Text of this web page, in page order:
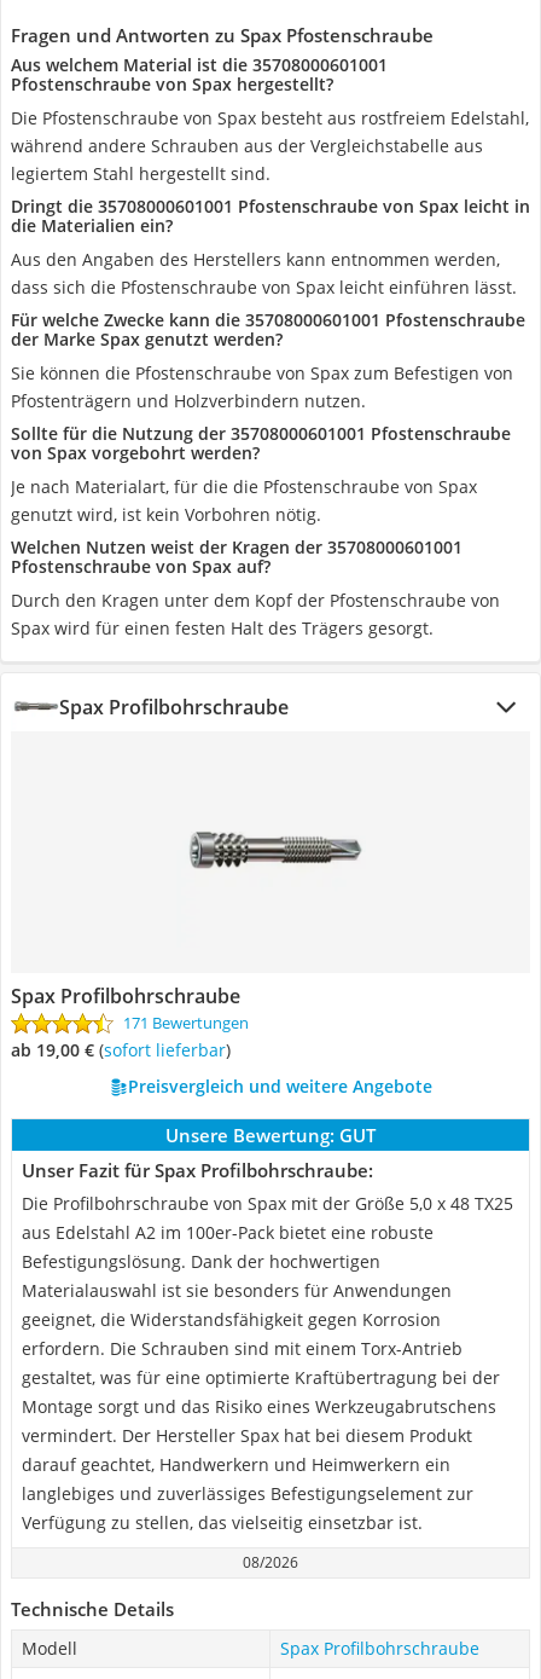
Fragen und Antworten zu Spax Pfostenschraube
Aus welchem Material ist die 35708000601001
Pfostenschraube von Spax hergestellt?
Die Pfostenschraube von Spax besteht aus rostfreiem Edelstahl,
während andere Schrauben aus der Vergleichstabelle aus
legiertem Stahl hergestellt sind.
Dringt die 35708000601001 Pfostenschraube von Spax leicht in
die Materialien ein?
Aus den Angaben des Herstellers kann entnommen werden,
dass sich die Pfostenschraube von Spax leicht einführen lässt.
Für welche Zwecke kann die 35708000601001 Pfostenschraube
der Marke Spax genutzt werden?
Sie können die Pfostenschraube von Spax zum Befestigen von
Pfostenträgern und Holzverbindern nutzen.
Sollte für die Nutzung der 35708000601001 Pfostenschraube
von Spax vorgebohrt werden?
Je nach Materialart, für die die Pfostenschraube von Spax
genutzt wird, ist kein Vorbohren nötig.
Welchen Nutzen weist der Kragen der 35708000601001
Pfostenschraube von Spax auf?
Durch den Kragen unter dem Kopf der Pfostenschraube von
Spax wird für einen festen Halt des Trägers gesorgt.
Spax Profilbohrschraube
Spax Profilbohrschraube
171 Bewertungen
ab 19,00 € ( Sofort lieferbar)
Preisvergleich und weitere Angebote
Unsere Bewertung: GUT
Unser Fazit für Spax Profilbohrschraube:
Die Profilbohrschraube von Spax mit der Größe 5,0 x 48 TX25
aus Edelstahl A2 im 100er-Pack bietet eine robuste
Befestigungslösung. Dank der hochwertigen
Materialauswahl ist sie besonders für Anwendungen
geeignet, die Widerstandsfähigkeit gegen Korrosion
erfordern. Die Schrauben sind mit einem Torx-Antrieb
gestaltet, was für eine optimierte Kraftübertragung bei der
Montage sorgt und das Risiko eines Werkzeugabrutschens
vermindert. Der Hersteller Spax hat bei diesem Produkt
darauf geachtet, Handwerkern und Heimwerkern ein
langlebiges und zuverlässiges Befestigungselement zur
Verfügung zu stellen, das vielseitig einsetzbar ist.
08/2026
Technische Details
Modell
Spax Profilbohrschraube